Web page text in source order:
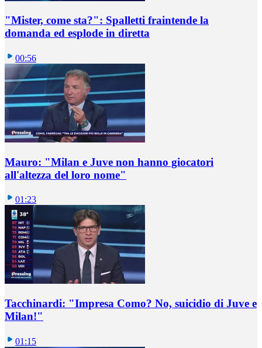
"Mister, come sta?": Spalletti fraintende la
domanda ed esplode in diretta
00:56
Mauro: "Milan e Juve non hanno giocatori
all'altezza del loro nome"
01:23
Tacchinardi: "Impresa Como? No, suicidio di Juve e
Milan!"
01:15